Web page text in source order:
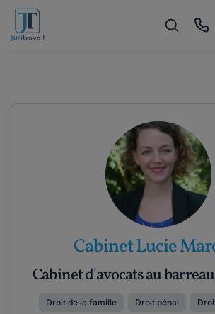
Cabinet Lucie
Cabinet d'avocats au
Droit de la famille Droit pénal